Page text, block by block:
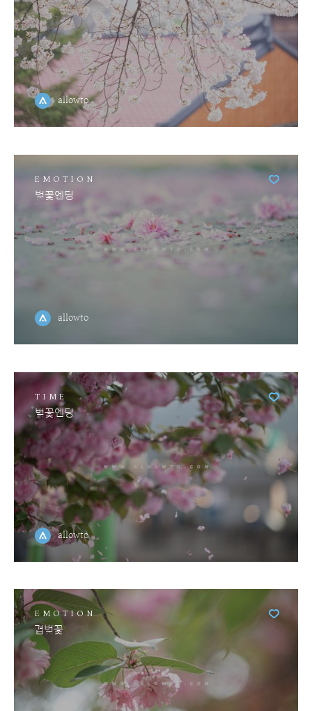
allowto
EMOTION
벚꽃엔딩
allowto
TIME
벚꽃엔딩
allowto
EMOTION
겹벚꽃